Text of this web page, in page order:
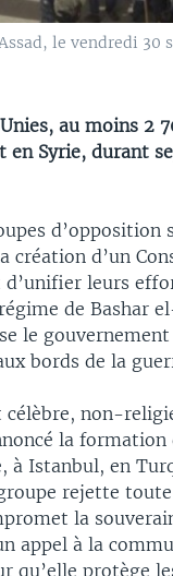
le vendredi 30
au moins 2
Syrie, durant
d’opposition
création d’un
d’unifier leurs
de Bashar
le gouvernement
bords de la
célèbre, non-
la formation
à Istanbul, en
rejette
la
appel à la
qu’elle protège